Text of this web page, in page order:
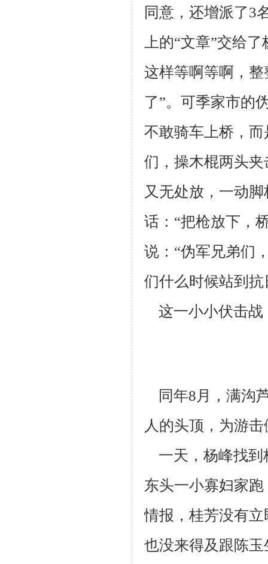
同意，还增派了3
上的“文章”交给了
这样等啊等啊，
了”。可季家市的
不敢骑车上桥，
们，操木棍两头
又无处放，一动脚
话：“把枪放下，
说：“伪军兄弟们
们什么时候站到
这一小小伏击战
同年8月，满沟
人的头顶，为游
一天，杨峰找到
东头一小寡妇家
情报，桂芳没有
也没来得及跟陈